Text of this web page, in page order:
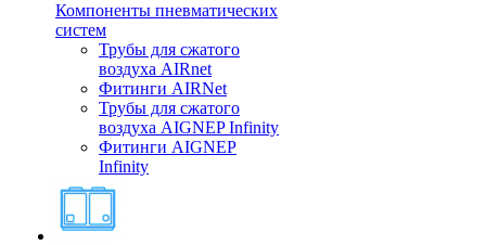
Компоненты пневматических
систем
Трубы для сжатого
воздуха AIRnet
Фитинги AIRNet
Трубы для сжатого
воздуха AIGNEP Infinity
Фитинги AIGNEP
Infinity